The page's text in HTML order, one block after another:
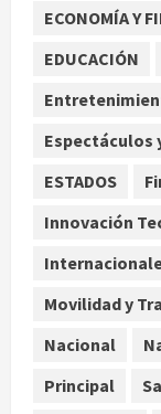
3
5
ECONOMÍA Y
EDUCACIÓN
Espectáculos
ESTADOS
Innovación
Movilidad y
Nacional
Principal